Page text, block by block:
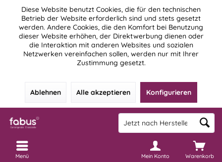
Diese Website benutzt Cookies, die für den technischen
Betrieb der Website erforderlich sind und stets gesetzt
werden. Andere Cookies, die den Komfort bei Benutzung
dieser Website erhöhen, der Direktwerbung dienen oder
die Interaktion mit anderen Websites und sozialen
Netzwerken vereinfachen sollen, werden nur mit Ihrer
Zustimmung gesetzt.
Ablehnen Alle akzeptieren Konfigurieren
Warenkorb
Mein Konto
Menü